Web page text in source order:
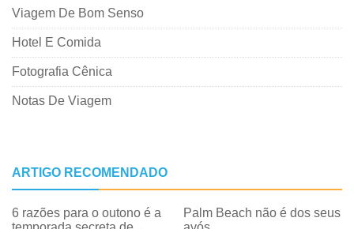
Viagem De Bom Senso
Hotel E Comida
Fotografia Cênica
Notas De Viagem
ARTIGO RECOMENDADO
6 razões para o outono é a
Palm Beach não é dos seus